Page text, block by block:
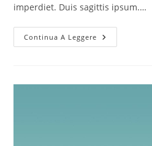
imperdiet. Duis sagittis ipsum.…
Continua A Leggere Pellentesque
Nibh